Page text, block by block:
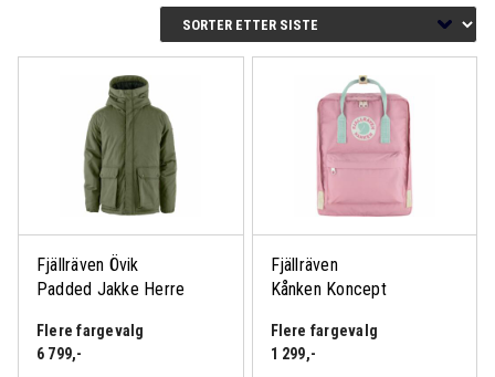
Fjällräven Övik
Padded Jakke Herre
Flere fargevalg
6 799,-
Fjällräven
Kånken Koncept
Flere fargevalg
1 299,-